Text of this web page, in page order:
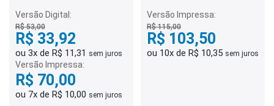
Versão Digital:
R$ 53,00
R$ 33,92
ou 3x de R$ 11,31 sem juros
Versão Impressa:
R$ 70,00
ou 7x de R$ 10,00 sem juros
Versão Impressa:
R$ 115,00
R$ 103,50
ou 10x de R$ 10,35 sem juros